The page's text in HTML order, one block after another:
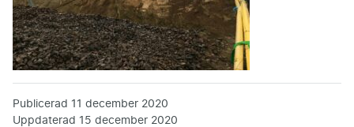
Publicerad 11 december 2020
Uppdaterad 15 december 2020